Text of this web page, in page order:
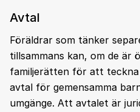
Avtal
Föräldrar som tänker
tillsammans kan, om de är
familjerätten för att
avtal för gemensamma
umgänge. Att avtalet är